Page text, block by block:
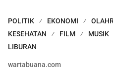
POLITIK EKONOMI
KESEHATAN
FILM MUSIK
LIBURAN
wartabuana.com